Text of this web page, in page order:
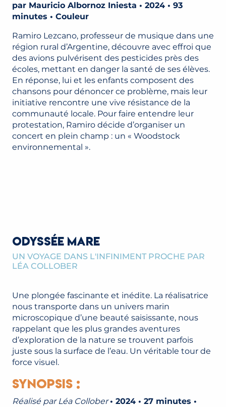
par Mauricio Albornoz Iniesta • 2024 • 93
minutes • Couleur
Ramiro Lezcano, professeur de musique dans une
région rural d’Argentine, découvre avec effroi que
des avions pulvérisent des pesticides près des
écoles, mettant en danger la santé de ses élèves.
En réponse, lui et les enfants composent des
chansons pour dénoncer ce problème, mais leur
initiative rencontre une vive résistance de la
communauté locale. Pour faire entendre leur
protestation, Ramiro décide d’organiser un
concert en plein champ : un « Woodstock
environnemental ».
ODYSSÉE MARE
UN VOYAGE DANS L'INFINIMENT PROCHE PAR
LÉA COLLOBER
Une plongée fascinante et inédite. La réalisatrice
nous transporte dans un univers marin
microscopique d’une beauté saisissante, nous
rappelant que les plus grandes aventures
d’exploration de la nature se trouvent parfois
juste sous la surface de l’eau. Un véritable tour de
force visuel.
Synopsis :
Réalisé par Léa Collober• 2024 • 27 minutes •